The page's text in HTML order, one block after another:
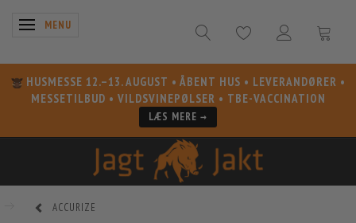
SKIFTE NAVIGATION
MENU
HUSMESSE 12.–13. AUGUST • ÅBENT HUS • LEVERANDØRER •
MESSETILBUD • VILDSVINEPØLSER • TBE-VACCINATION
LÆS MERE →
ACCURIZE